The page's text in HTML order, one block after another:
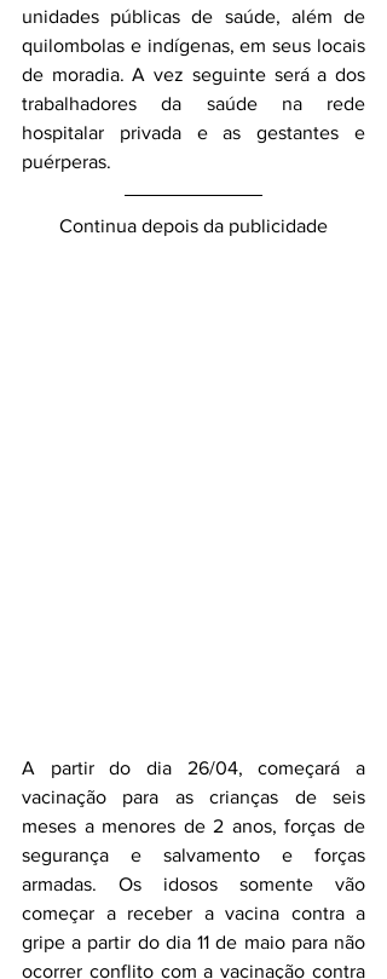
unidades públicas de saúde, além de
quilombolas e indígenas, em seus locais
de moradia. A vez seguinte será a dos
trabalhadores da saúde na rede
hospitalar privada e as gestantes e
puérperas.
Continua depois da publicidade
A partir do dia 26/04, começará a
vacinação para as crianças de seis
meses a menores de 2 anos, forças de
segurança e salvamento e forças
armadas. Os idosos somente vão
começar a receber a vacina contra a
gripe a partir do dia 11 de maio para não
ocorrer conflito com a vacinação contra